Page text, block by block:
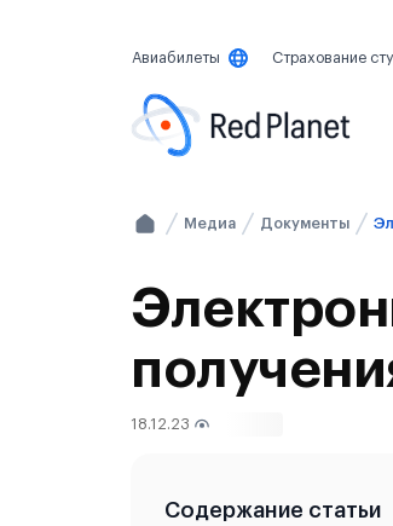
Авиабилеты Страхование
Медиа Документы
18.12.23
Содержание статьи